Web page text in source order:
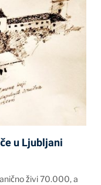
u Ljubljani
živi 70.000, a